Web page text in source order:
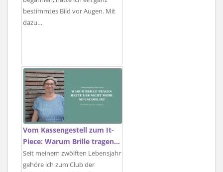
bestimmtes Bild vor Augen. Mit
dazu…
Vom Kassengestell zum It-
Piece: Warum Brille tragen…
Seit meinem zwölften Lebensjahr
gehöre ich zum Club der